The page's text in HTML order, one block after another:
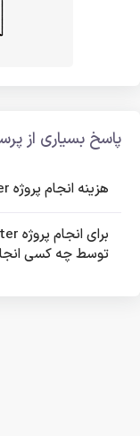
پاسخ بسیاری از
هزینه انجام پروژه Twitter چقدر است؟
توسط چه کسی